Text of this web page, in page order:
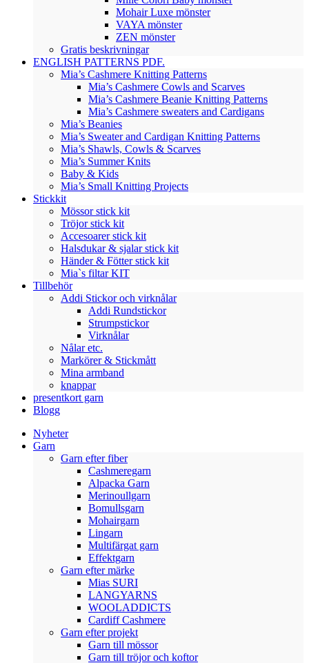
Mohair Luxe mönster
VAYA mönster
ZEN mönster
Gratis beskrivningar
ENGLISH PATTERNS PDF.
Mia’s Cashmere Knitting Patterns
Mia’s Cashmere Cowls and Scarves
Mia’s Cashmere Beanie Knitting Patterns
Mia’s Cashmere sweaters and Cardigans
Mia’s Beanies
Mia’s Sweater and Cardigan Knitting Patterns
Mia’s Shawls, Cowls & Scarves
Mia’s Summer Knits
Baby & Kids
Mia’s Small Knitting Projects
Stickkit
Mössor stick kit
Tröjor stick kit
Accesoarer stick kit
Halsdukar & sjalar stick kit
Händer & Fötter stick kit
Mia`s filtar KIT
Tillbehör
Addi Stickor och virknålar
Addi Rundstickor
Strumpstickor
Virknålar
Nålar etc.
Markörer & Stickmått
Mina armband
knappar
presentkort garn
Blogg
Nyheter
Garn
Garn efter fiber
Cashmeregarn
Alpacka Garn
Merinoullgarn
Bomullsgarn
Mohairgarn
Lingarn
Multifärgat garn
Effektgarn
Garn efter märke
Mias SURI
LANGYARNS
WOOLADDICTS
Cardiff Cashmere
Garn efter projekt
Garn till mössor
Garn till tröjor och koftor